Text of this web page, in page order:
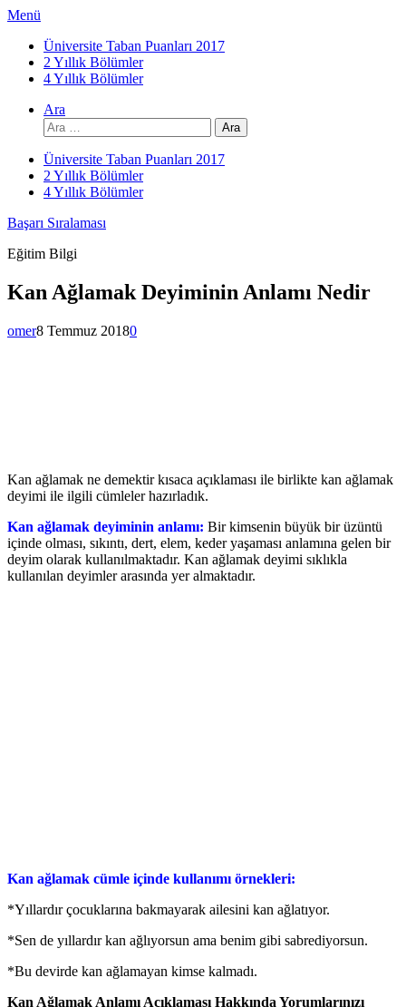
İçeriğe
Menü
Üniversite Taban Puanları 2017
2 Yıllık Bölümler
4 Yıllık Bölümler
Ara
Arama:
Üniversite Taban Puanları 2017
2 Yıllık Bölümler
4 Yıllık Bölümler
Başarı Sıralaması
Eğitim Bilgi
Kan Ağlamak Deyiminin Anlamı Nedir
omer8 Temmuz 20180
Kan ağlamak ne demektir kısaca açıklaması ile birlikte kan ağlamak
deyimi ile ilgili cümleler hazırladık.
Kan ağlamak deyiminin anlamı: Bir kimsenin büyük bir üzüntü
içinde olması, sıkıntı, dert, elem, keder yaşaması anlamına gelen bir
deyim olarak kullanılmaktadır. Kan ağlamak deyimi sıklıkla
kullanılan deyimler arasında yer almaktadır.
Kan ağlamak cümle içinde kullanımı örnekleri:
*Yıllardır çocuklarına bakmayarak ailesini kan ağlatıyor.
*Sen de yıllardır kan ağlıyorsun ama benim gibi sabrediyorsun.
*Bu devirde kan ağlamayan kimse kalmadı.
Kan Ağlamak Anlamı Açıklaması Hakkında Yorumlarınızı